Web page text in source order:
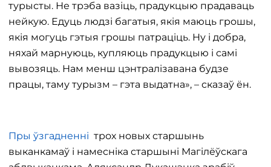
турысты. Не трэба вазіць, прадукцыю прадаваць
нейкую. Едуць людзі багатыя, якія маюць грошы,
якія могуць гэтыя грошы патраціць. Ну і добра,
няхай марнуюць, купляюць прадукцыю і самі
вывозяць. Нам менш цэнтралізавана будзе
працы, таму турызм – гэта выдатна», – сказаў ён.
Пры ўзгадненні трох новых старшынь
выканкамаў і намесніка старшыні Магілёўскага